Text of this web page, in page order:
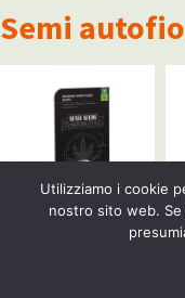
Semi
Utilizziamo i cookie
nostro sito web.